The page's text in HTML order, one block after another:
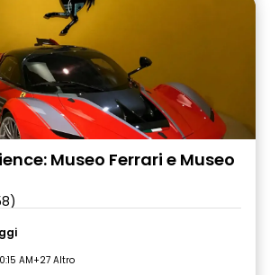
Museo Ferrari e Museo
AM+27 Altro